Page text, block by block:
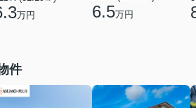
万円 6.5万円
件